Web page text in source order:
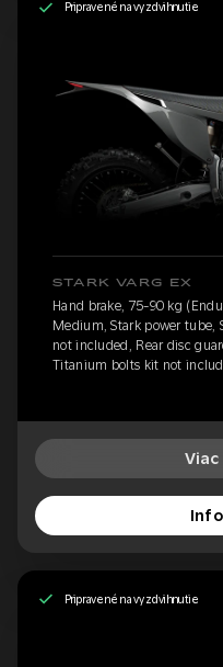
Pripravené na vyzdvihnutie
STARK VARG EX
Hand brake, 75-90 kg
Medium, Stark power tube,
not included, Rear disc
Titanium bolts kit not
Pripravené na vyzdvihnutie